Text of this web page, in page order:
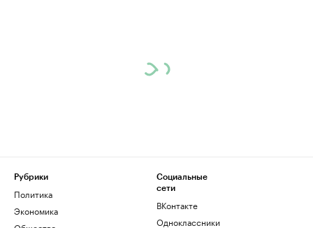
Рубрики
Политика
Экономика
Социальные
сети
ВКонтакте
Одноклассники